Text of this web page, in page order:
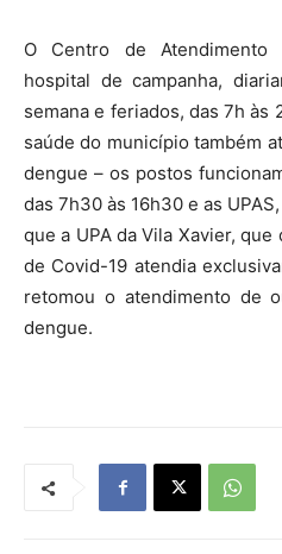
O Centro de
hospital de campanha,
semana e feriados, das 7h às
saúde do município também
dengue – os postos
das 7h30 às 16h30 e as
que a UPA da Vila Xavier,
de Covid-19 atendia
retomou o atendimento de
dengue.